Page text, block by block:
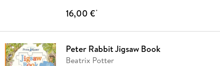
16,00 €*
Peter Rabbit Jigsaw Book
Beatrix Potter